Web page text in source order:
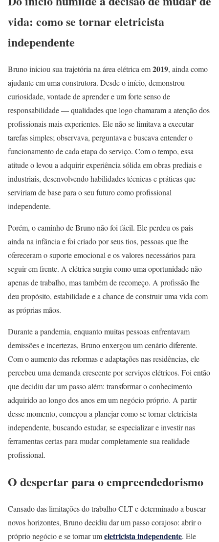
vida: como se tornar eletricista
independente
Bruno iniciou sua trajetória na área elétrica em2019, ainda como
ajudante em uma construtora. Desde o início, demonstrou
curiosidade, vontade de aprender e um forte senso de
responsabilidade — qualidades que logo chamaram a atenção dos
profissionais mais experientes. Ele não se limitava a executar
tarefas simples; observava, perguntava e buscava entender o
funcionamento de cada etapa do serviço. Com o tempo, essa
atitude o levou a adquirir experiência sólida em obras prediais e
industriais, desenvolvendo habilidades técnicas e práticas que
serviriam de base para o seu futuro como profissional
independente.
Porém, o caminho de Bruno não foi fácil. Ele perdeu os pais
ainda na infância e foi criado por seus tios, pessoas que lhe
ofereceram o suporte emocional e os valores necessários para
seguir em frente. A elétrica surgiu como uma oportunidade não
apenas de trabalho, mas também de recomeço. A profissão lhe
deu propósito, estabilidade e a chance de construir uma vida com
as próprias mãos.
Durante a pandemia, enquanto muitas pessoas enfrentavam
demissões e incertezas, Bruno enxergou um cenário diferente.
Com o aumento das reformas e adaptações nas residências, ele
percebeu uma demanda crescente por serviços elétricos. Foi então
que decidiu dar um passo além: transformar o conhecimento
adquirido ao longo dos anos em um negócio próprio. A partir
desse momento, começou a planejar como se tornar eletricista
independente, buscando estudar, se especializar e investir nas
ferramentas certas para mudar completamente sua realidade
profissional.
O despertar para o empreendedorismo
Cansado das limitações do trabalho CLT e determinado a buscar
novos horizontes, Bruno decidiu dar um passo corajoso: abrir o
próprio negócio e se tornar umeletricista independente. Ele